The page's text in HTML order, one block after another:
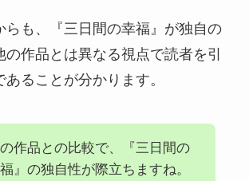
らも、『三日間の幸福』が独自の
作品とは異なる視点で読者を引
ることが分かります。
作品との比較で、『三日間の
』の独自性が際立ちますね。